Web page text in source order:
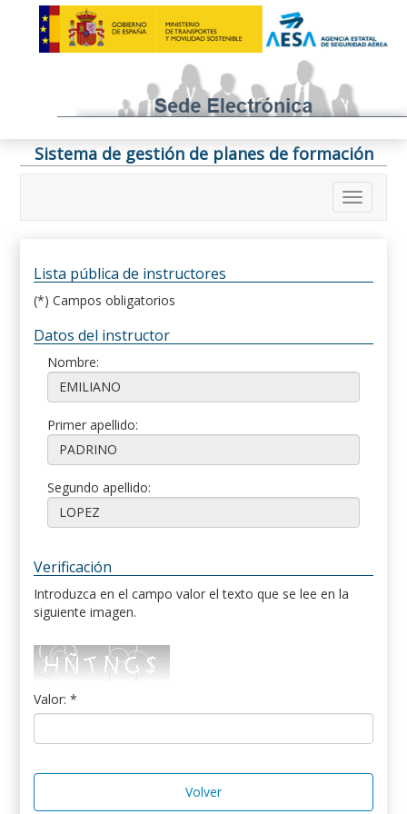
Sistema de gestión de planes de formación
Lista pública de instructores
(*) Campos obligatorios
Datos del instructor
Nombre:
Primer apellido:
Segundo apellido:
Verificación
Introduzca en el campo valor el texto que se lee en la
siguiente imagen.
Valor: *
Volver